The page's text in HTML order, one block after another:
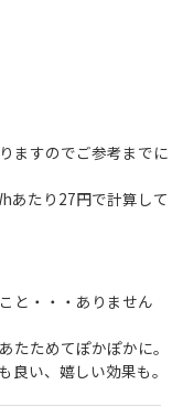
ますのでご参考までに
あたり27円で計算して
と・・・ありません
たためてぽかぽかに。
良い、嬉しい効果も。